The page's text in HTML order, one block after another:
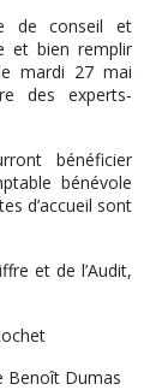
de conseil et
et bien remplir
mardi 27 mai
des experts-
bénéficier
bénévole
d’accueil sont
et de l’Audit,
Benoît Dumas